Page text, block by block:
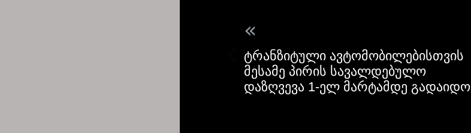
«
ტრანზიტული ავტომობილებისთვის
მესამე პირის სავალდებულო
დაზღვევა 1-ელ მარტამდე გადაიდო